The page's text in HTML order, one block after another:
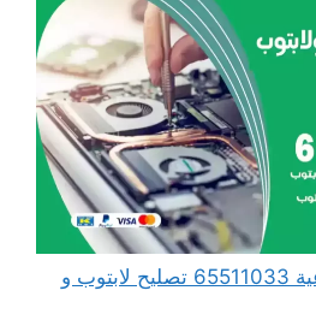
مهندس كمبيوتر الضباعية 65511033 تصليح لابتوب و